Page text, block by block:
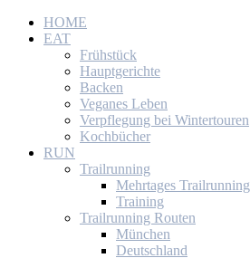
HOME
EAT
Frühstück
Hauptgerichte
Backen
Veganes Leben
Verpflegung bei Wintertouren
Kochbücher
RUN
Trailrunning
Mehrtages Trailrunning
Training
Trailrunning Routen
München
Deutschland